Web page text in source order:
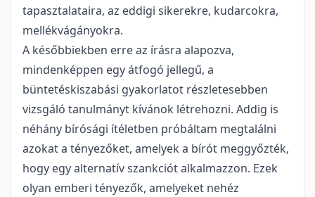
tapasztalataira, az eddigi sikerekre, kudarcokra,
mellékvágányokra.
A későbbiekben erre az írásra alapozva,
mindenképpen egy átfogó jellegű, a
büntetéskiszabási gyakorlatot részletesebben
vizsgáló tanulmányt kívánok létrehozni. Addig is
néhány bírósági ítéletben próbáltam megtalálni
azokat a tényezőket, amelyek a bírót meggyőzték,
hogy egy alternatív szankciót alkalmazzon. Ezek
olyan emberi tényezők, amelyeket nehéz